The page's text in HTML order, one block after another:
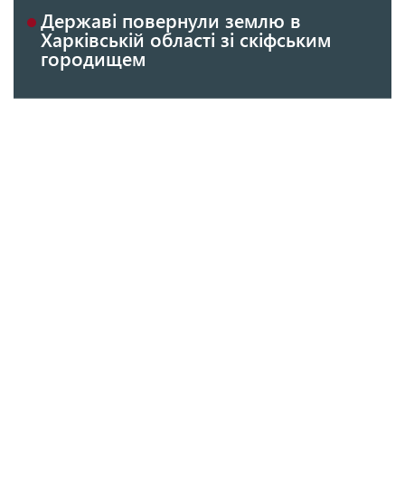
Державі повернули землю в
Харківській області зі скіфським
городищем